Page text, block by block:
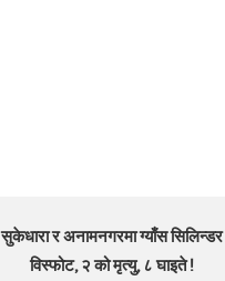
सुकेधारा र अनामनगरमा ग्याँस सिलिन्डर
विस्फोट, २ को मृत्यु, ८ घाइते !